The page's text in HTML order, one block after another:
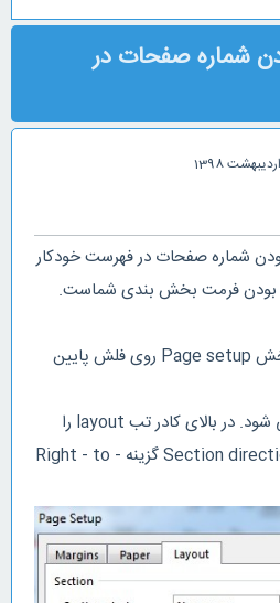
شماره صفحات در
شماره صفحات در فهرست خودکار
فرمت بخش بندی شماست.
1- از تب Page Layout، بخش Page setup روی فلش پایین
٢- کادر Page setup باز می شود. در بالای کادر تب layout را
انتخاب کنید و در قسمت Section direction گزینه Right - to -